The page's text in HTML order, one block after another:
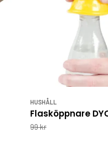
HUSHÅLL
Flasköppnare
99 kr